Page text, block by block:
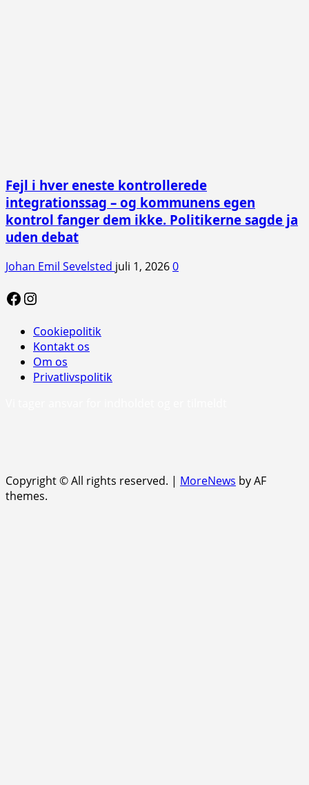
Fejl i hver eneste kontrollerede
integrationssag – og kommunens egen
kontrol fanger dem ikke. Politikerne sagde ja
uden debat
Johan Emil Sevelsted juli 1, 20260
Facebook
Instagram
Cookiepolitik
Kontakt os
Om os
Privatlivspolitik
Copyright © All rights reserved. | MoreNews by AF
themes.